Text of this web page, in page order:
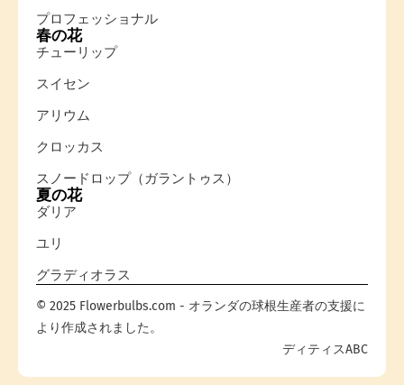
プロフェッショナル
春の花
チューリップ
スイセン
アリウム
クロッカス
スノードロップ（ガラントゥス）
夏の花
ダリア
ユリ
グラディオラス
© 2025 Flowerbulbs.com - オランダの球根生産者の支援に
より作成されました。
ディティスABC